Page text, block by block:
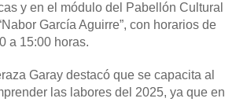
y en el módulo del Pabellón Cultural
García Aguirre”, con horarios de
a 15:00 horas.
Garay destacó que se capacita al
las labores del 2025, ya que en